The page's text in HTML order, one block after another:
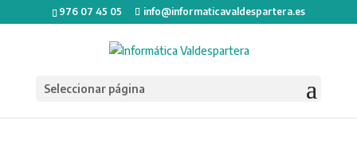
976 07 45 05 info@informaticavaldespartera.es
Seleccionar página